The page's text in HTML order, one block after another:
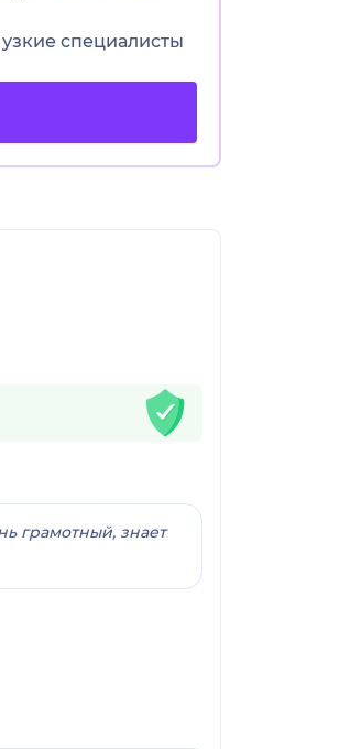
специалисты
грамотный, знает